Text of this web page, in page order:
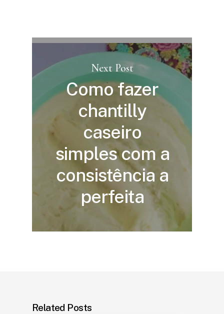
Next Post
Como fazer
chantilly
caseiro
simples com a
consistência a
perfeita
Related Posts